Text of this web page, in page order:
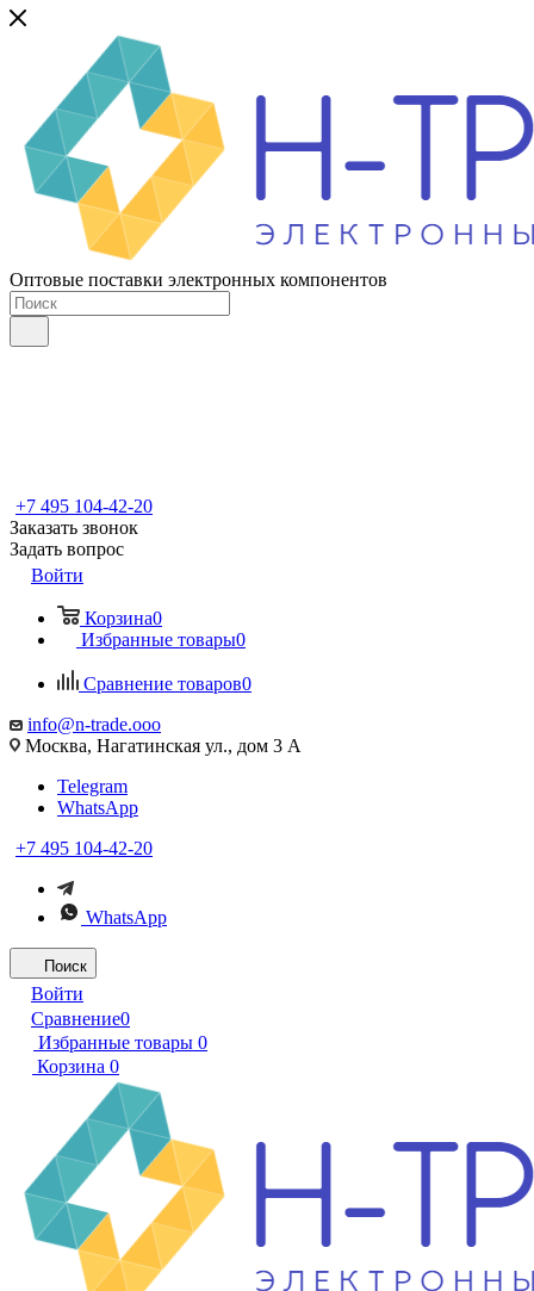
Оптовые поставки электронных компонентов
+7 495 104-42-20
Заказать звонок
Задать вопрос
Войти
Корзина0
Избранные товары0
Сравнение товаров0
info@n-trade.ooo
Москва, Нагатинская ул., дом 3 А
Telegram
WhatsApp
+7 495 104-42-20
WhatsApp
Поиск
Войти
Сравнение0
Избранные товары 0
Корзина 0